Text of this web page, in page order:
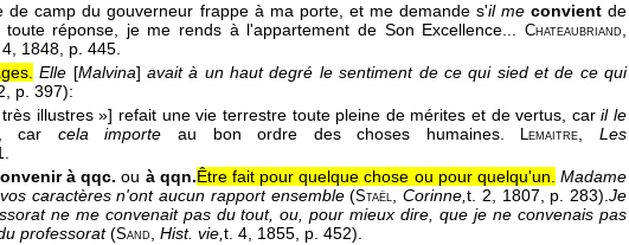
de camp du gouverneur frappe à ma porte, et me demande s'il me convientde
réponse, je me rends à l'appartement de Son Excellence... Chateaubriand,
, 1848, p. 445.
Elle [Malvina] avait à un haut degré le sentiment de ce qui sied et de ce qui
, p. 397):
illustres »] refait une vie terrestre toute pleine de mérites et de vertus, caril le
car cela importe au bon ordre des choses humaines. Lemaitre,Les
à qqc. ou à qqn.Être fait pour quelque chose ou pour quelqu'un. Madame
caractères n'ont aucun rapport ensemble(Staël, Corinne,t. 2, 1807, p. 283).Je
ne me convenait pas du tout, ou, pour mieux dire, que je ne convenais pas
professorat(Sand, Hist. vie,t. 4, 1855, p. 452).